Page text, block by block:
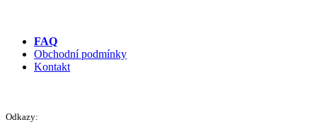
FAQ
Obchodní podmínky
Kontakt
Odkazy: